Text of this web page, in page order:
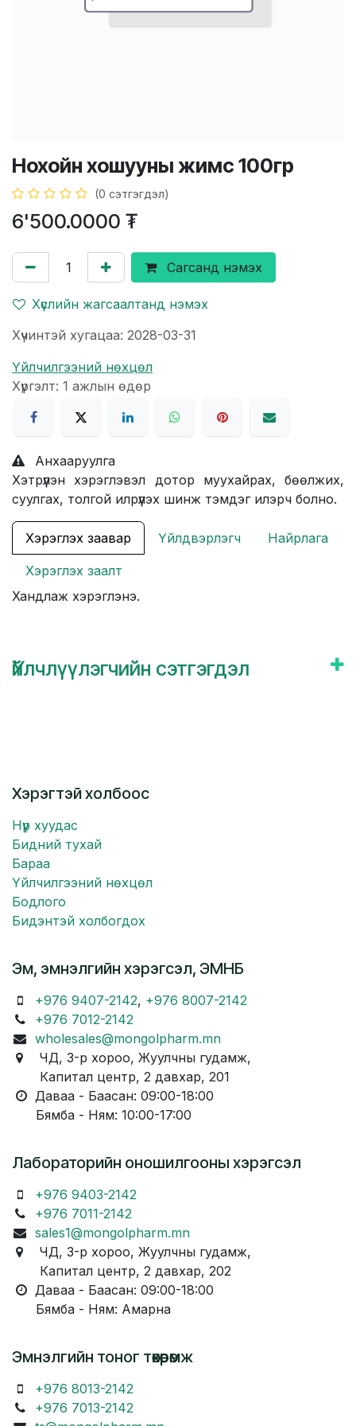
Нохойн хошууны жимс 100гр
(0 сэтгэгдэл)
6'500.0000 ₮
Сагсанд нэмэх
Хүслийн жагсаалтанд нэмэх
Хүчинтэй хугацаа: 2028-03-31
Үйлчилгээний нөхцөл
Хүргэлт: 1 ажлын өдөр
Анхааруулга
Хэтрүүлэн хэрэглэвэл дотор муухайрах, бөөлжих,
суулгах, толгой илрүүлэх шинж тэмдэг илэрч болно.
Хэрэглэх заавар Үйлдвэрлэгч Найрлага
Хэрэглэх заалт
Хандлаж хэрэглэнэ.
Үйлчлүүлэгчийн сэтгэгдэл
Хэрэгтэй холбоос
Нүүр хуудас
Бидний тухай
Бараа
Үйлчилгээний нөхцөл
Бодлого
Бидэнтэй холбогдох
Эм, эмнэлгийн хэрэгсэл, ЭМНБ
+976 9407-2142, +976 8007-2142
+976 7012-2142
wholesales@mongolpharm.mn
ЧД, 3-р хороо, Жуулчны гудамж,
Капитал центр, 2 давхар, 201
Даваа - Баасан: 09:00-18:00
Бямба - Ням: 10:00-17:00
Лабораторийн оношилгооны хэрэгсэл
+976 9403-2142
+976 7011-2142
sales1@mongolpharm.mn
ЧД, 3-р хороо, Жуулчны гудамж,
Капитал центр, 2 давхар, 202
Даваа - Баасан: 09:00-18:00
Бямба - Ням: Амарна
Эмнэлгийн тоног төхөөрөмж
+976 8013-2142
+976 7013-2142